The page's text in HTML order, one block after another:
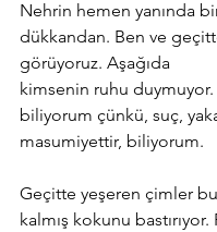
Nehrin hemen yanında bir
dükkandan. Ben ve
görüyoruz. Aşağıda
kimsenin ruhu duymuyor.
biliyorum çünkü, suç,
masumiyettir, biliyorum.
Geçitte yeşeren çimler
kalmış kokunu